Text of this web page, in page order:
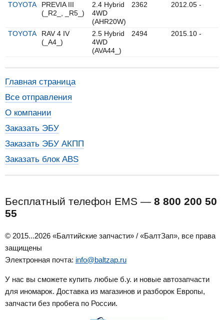
TOYOTA
PREVIA III
(_R2_, _R5_)
2.4 Hybrid
4WD
(AHR20W)
2362 2012.05 -
TOYOTA
RAV 4 IV
(_A4_)
2.5 Hybrid
4WD
(AVA44_)
2494 2015.10 -
Главная страница
Все отправления
О компании
Заказать ЭБУ
Заказать ЭБУ АКПП
Заказать блок ABS
Бесплатный телефон EMS — 8 800 200 50
55
© 2015...2026 «Балтийские запчасти» / «БалтЗап», все права
защищены
Электронная почта: info@baltzap.ru
У нас вы сможете купить любые б.у. и новые автозапчасти
для иномарок. Доставка из магазинов и разборок Европы,
запчасти без пробега по России.